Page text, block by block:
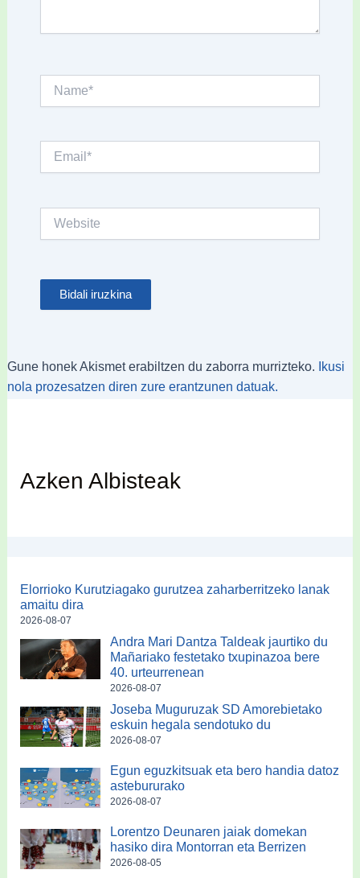
Email*
Website
Gune honek Akismet erabiltzen du zaborra murrizteko.
Ikusi
nola prozesatzen diren zure erantzunen datuak.
Azken Albisteak
Elorrioko Kurutziagako gurutzea zaharberritzeko lanak
amaitu dira
2026-08-07
Andra Mari Dantza Taldeak jaurtiko du
Mañariako festetako txupinazoa bere
40. urteurrenean
2026-08-07
Joseba Muguruzak SD Amorebietako
eskuin hegala sendotuko du
2026-08-07
Egun eguzkitsuak eta bero handia datoz
astebururako
2026-08-07
Lorentzo Deunaren jaiak domekan
hasiko dira Montorran eta Berrizen
2026-08-05